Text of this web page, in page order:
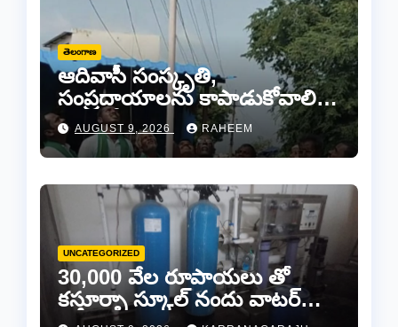
తెలంగాణ
ఆదివాసీ సంస్కృతి,
సంప్రదాయాలను కాపాడుకోవాలి…
ఆదివాసీ నాయకపోడ్ జిల్లా
అధ్యక్షులు మొట్ట పెంటయ్య
AUGUST 9, 2026 RAHEEM
UNCATEGORIZED
30,000 వేల రూపాయలు తో
కస్తూర్బా స్కూల్ నందు వాటర్
ప్లాంట్ మరమ్మతులకి “చెక్”..